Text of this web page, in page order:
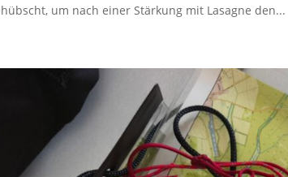
um nach einer Stärkung mit Lasagne den...